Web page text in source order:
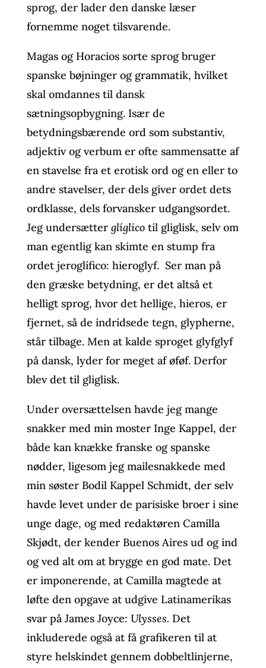
sprog, der lader den danske læser
fornemme noget tilsvarende.
Magas og Horacios sorte sprog bruger
spanske bøjninger og grammatik, hvilket
skal omdannes til dansk
sætningsopbygning. Især de
betydningsbærende ord som substantiv,
adjektiv og verbum er ofte sammensatte af
en stavelse fra et erotisk ord og en eller to
andre stavelser, der dels giver ordet dets
ordklasse, dels forvansker udgangsordet.
Jeg undersætter glíglicotil gliglisk, selv om
man egentlig kan skimte en stump fra
ordet jeroglífico: hieroglyf. Ser man på
den græske betydning, er det altså et
helligt sprog, hvor det hellige, hieros, er
fjernet, så de indridsede tegn, glypherne,
står tilbage. Men at kalde sproget glyfglyf
på dansk, lyder for meget af øføf. Derfor
blev det til gliglisk.
Under oversættelsen havde jeg mange
snakker med min moster Inge Kappel, der
både kan knække franske og spanske
nødder, ligesom jeg mailesnakkede med
min søster Bodil Kappel Schmidt, der selv
havde levet under de parisiske broer i sine
unge dage, og med redaktøren Camilla
Skjødt, der kender Buenos Aires ud og ind
og ved alt om at brygge en god mate. Det
er imponerende, at Camilla magtede at
løfte den opgave at udgive Latinamerikas
svar på James Joyce: Ulysses. Det
inkluderede også at få grafikeren til at
styre helskindet gennem dobbeltlinjerne,